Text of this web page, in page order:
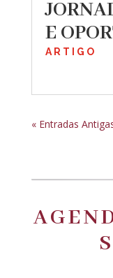
E
ARTIGO
« Entradas